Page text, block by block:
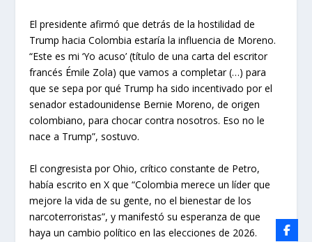
El presidente afirmó que detrás de la hostilidad de
Trump hacia Colombia estaría la influencia de Moreno.
“Este es mi ‘Yo acuso’ (título de una carta del escritor
francés Émile Zola) que vamos a completar (…) para
que se sepa por qué Trump ha sido incentivado por el
senador estadounidense Bernie Moreno, de origen
colombiano, para chocar contra nosotros. Eso no le
nace a Trump”, sostuvo.
El congresista por Ohio, crítico constante de Petro,
había escrito en X que “Colombia merece un líder que
mejore la vida de su gente, no el bienestar de los
narcoterroristas”, y manifestó su esperanza de que
haya un cambio político en las elecciones de 2026.